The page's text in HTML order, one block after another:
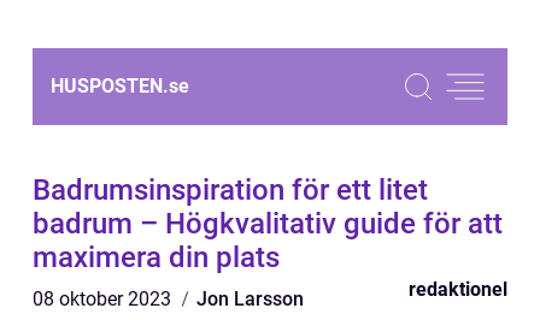
HUSPOSTEN.se
Badrumsinspiration för ett litet
badrum – Högkvalitativ guide för att
maximera din plats
08 oktober 2023 Jon Larsson redaktionel